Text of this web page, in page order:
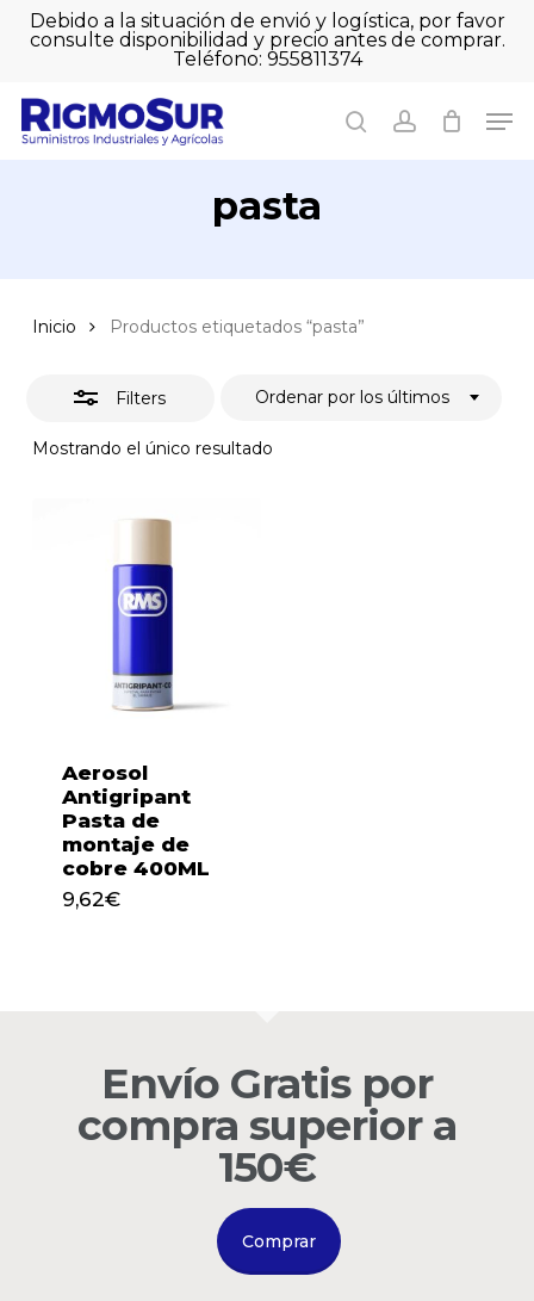
SkipDebido a la situación de envió y logística, por favor
consulte disponibilidad y precio antes de comprar.
Teléfono: 955811374
searchaccount
Cart Close
pasta
Inicio Productos etiquetados “pasta”
Filters
Mostrando el único resultado
Ordenar por los últimos
Close
Aerosol
Antigripant
Pasta de
montaje de
cobre 400ML
9,62€
9,62€
Envío Gratis por
compra superior a
150€
Comprar